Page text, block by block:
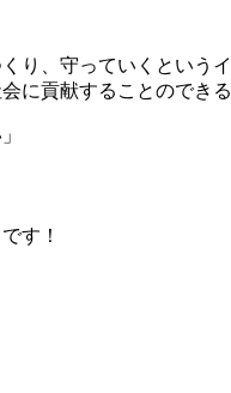
り、守っていくという
に貢献することのでき
す！